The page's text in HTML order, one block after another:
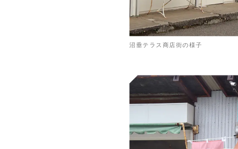
沼垂テラス商店街の様子